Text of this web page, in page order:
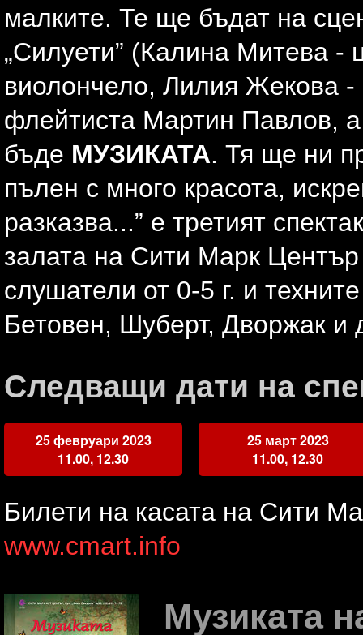
малките. Те ще бъдат на
„Силуети” (Калина Митева -
виолончело, Лилия Жекова -
флейтиста Мартин Павлов,
бъде МУЗИКАТА. Тя ще ни
пълен с много красота,
разказва...” е третият
залата на Сити Марк Център
слушатели от 0-5 г. и
Бетовен, Шуберт, Дворжак и
Следващи дати на
25 февруари 2023
11.00, 12.30
25 март 2023
11.00, 12.30
Билети на касата на Сити
www.cmart.info
Музиката